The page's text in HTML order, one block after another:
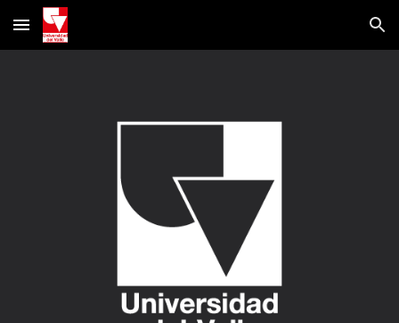
Skip to main content Skip to navigation